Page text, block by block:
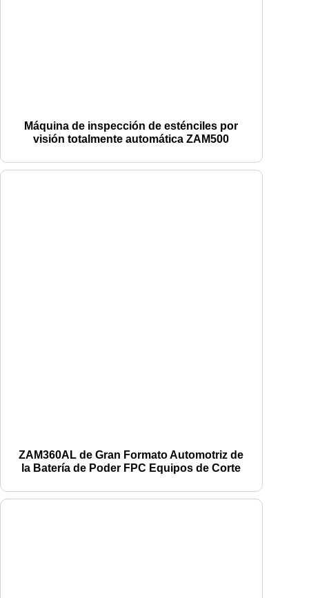
Máquina de inspección de esténciles por
visión totalmente automática ZAM500
ZAM360AL de Gran Formato Automotriz de
la Batería de Poder FPC Equipos de Corte